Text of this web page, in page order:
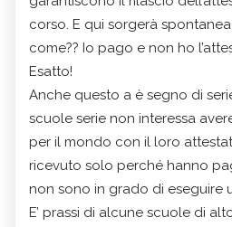
corso. E qui sorgerà
come?? Io pago e non ho
Esatto!
Anche questo a è segno di
scuole serie non interessa
per il mondo con il loro
ricevuto solo perché hanno
non sono in grado di eseguire
E’ prassi di alcune scuole di